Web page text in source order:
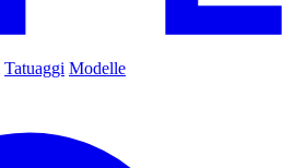
Tatuaggi Modelle